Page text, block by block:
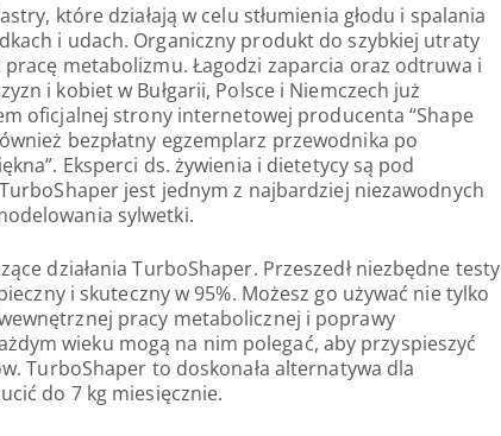
które działają w celu stłumienia głodu i spalania
i udach. Organiczny produkt do szybkiej utraty
pracę metabolizmu. Łagodzi zaparcia oraz odtruwa i
i kobiet w Bułgarii, Polsce i Niemczech już
oficjalnej strony internetowej producenta “Shape
bezpłatny egzemplarz przewodnika po
Eksperci ds. żywienia i dietetycy są pod
jest jednym z najbardziej niezawodnych
sylwetki.
działania TurboShaper. Przeszedł niezbędne testy
i skuteczny w 95%. Możesz go używać nie tylko
pracy metabolicznej i poprawy
wieku mogą na nim polegać, aby przyspieszyć
TurboShaper to doskonała alternatywa dla
do 7 kg miesięcznie.